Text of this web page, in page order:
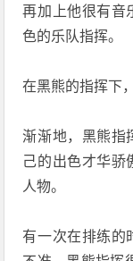
再加上他很有音
色的乐队指挥。
在黑熊的指挥下
渐渐地，黑熊指
己的出色才华骄
人物。
有一次在排练的